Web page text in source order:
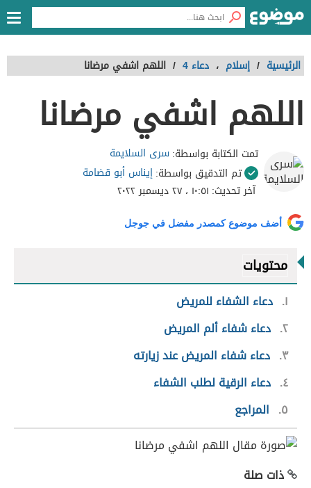
الرئيسية / إسلام ، دعاء 4 / اللهم اشفي مرضانا
اللهم اشفي مرضانا
تمت الكتابة بواسطة:سرى السلايمة
تم التدقيق بواسطة:إيناس أبو قضامة
آخر تحديث: ١٠:٥١ ، ٢٧ ديسمبر ٢٠٢٢
أضف موضوع كمصدر مفضل في جوجل
محتويات
١ دعاء الشفاء للمريض
٢ دعاء شفاء ألم المريض
٣ دعاء شفاء المريض عند زيارته
٤ دعاء الرقية لطلب الشفاء
٥
المراجع
ذات صلة